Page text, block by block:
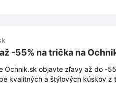
-55% na trička na
Ochnik.sk objavte zľavy až do -
kvalitných a štýlových kúskov z